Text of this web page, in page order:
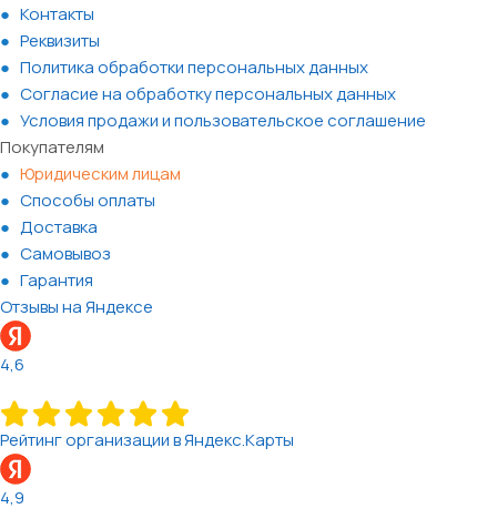
Контакты
Реквизиты
Политика обработки персональных данных
Согласие на обработку персональных данных
Условия продажи и пользовательское соглашение
Покупателям
Юридическим лицам
Способы оплаты
Доставка
Самовывоз
Гарантия
Отзывы на Яндексе
4,6
Рейтинг организации в Яндекс.Карты
4,9